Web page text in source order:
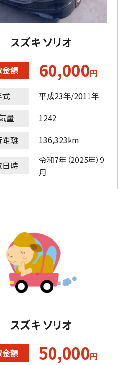
スズキ ソリオ
金額 60,000円
式
平成23年/2011年
量
1242
距離
136,323km
日時
令和7年（2025年）9
月
スズキ ソリオ
金額 50,000円